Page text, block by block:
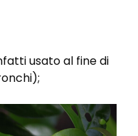
usato al fine di